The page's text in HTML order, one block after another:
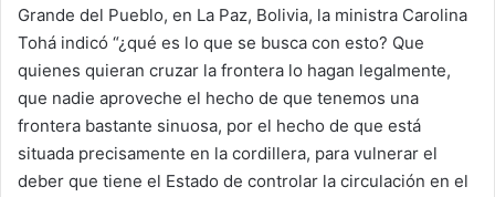
Grande del Pueblo, en La Paz, Bolivia, la ministra Carolina
Tohá indicó “¿qué es lo que se busca con esto? Que
quienes quieran cruzar la frontera lo hagan legalmente,
que nadie aproveche el hecho de que tenemos una
frontera bastante sinuosa, por el hecho de que está
situada precisamente en la cordillera, para vulnerar el
deber que tiene el Estado de controlar la circulación en el